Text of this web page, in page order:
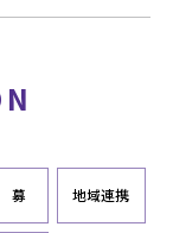
募 地域連携